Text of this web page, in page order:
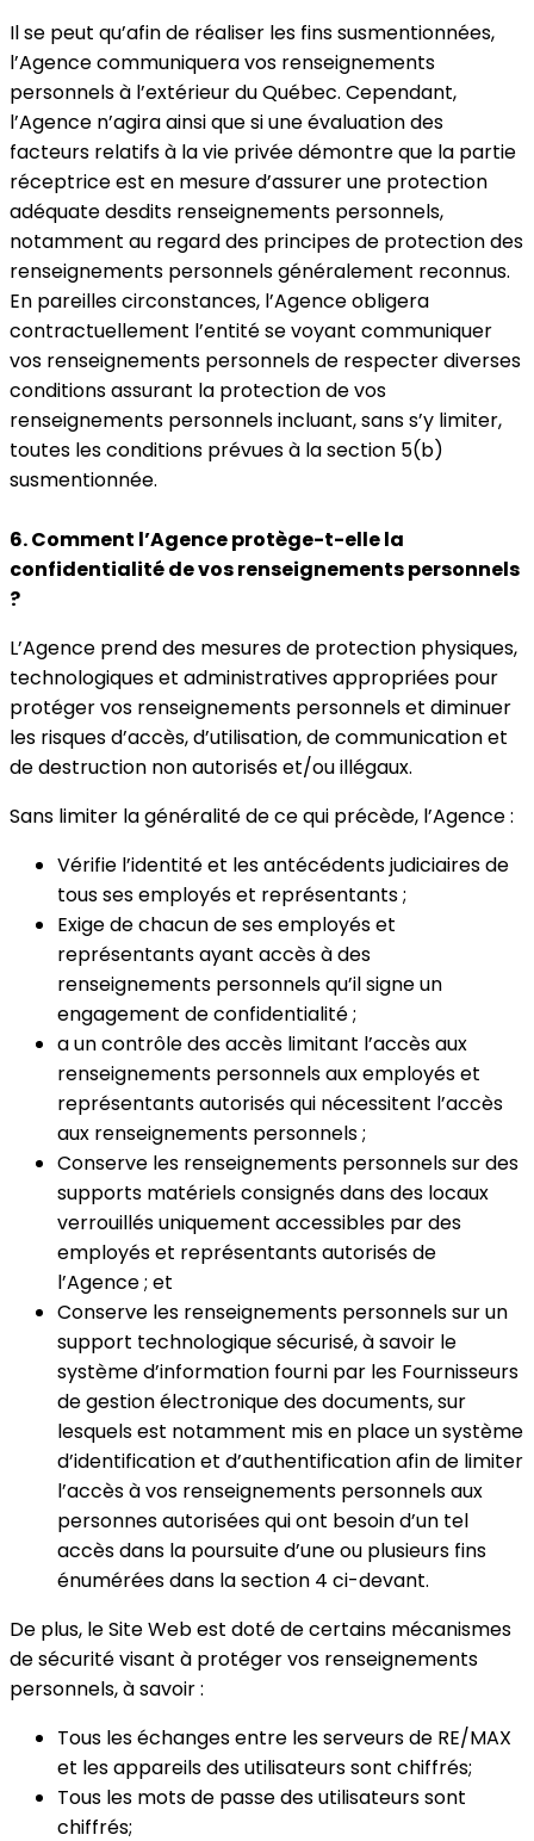
Il se peut qu’afin de réaliser les fins susmentionnées,
l’Agence communiquera vos renseignements
personnels à l’extérieur du Québec. Cependant,
l’Agence n’agira ainsi que si une évaluation des
facteurs relatifs à la vie privée démontre que la partie
réceptrice est en mesure d’assurer une protection
adéquate desdits renseignements personnels,
notamment au regard des principes de protection des
renseignements personnels généralement reconnus.
En pareilles circonstances, l’Agence obligera
contractuellement l’entité se voyant communiquer
vos renseignements personnels de respecter diverses
conditions assurant la protection de vos
renseignements personnels incluant, sans s’y limiter,
toutes les conditions prévues à la section 5(b)
susmentionnée.
6. Comment l’Agence protège-t-elle la
confidentialité de vos renseignements personnels
?
L’Agence prend des mesures de protection physiques,
technologiques et administratives appropriées pour
protéger vos renseignements personnels et diminuer
les risques d’accès, d’utilisation, de communication et
de destruction non autorisés et/ou illégaux.
Sans limiter la généralité de ce qui précède, l’Agence :
Vérifie l’identité et les antécédents judiciaires de
tous ses employés et représentants ;
Exige de chacun de ses employés et
représentants ayant accès à des
renseignements personnels qu’il signe un
engagement de confidentialité ;
a un contrôle des accès limitant l’accès aux
renseignements personnels aux employés et
représentants autorisés qui nécessitent l’accès
aux renseignements personnels ;
Conserve les renseignements personnels sur des
supports matériels consignés dans des locaux
verrouillés uniquement accessibles par des
employés et représentants autorisés de
l’Agence ; et
Conserve les renseignements personnels sur un
support technologique sécurisé, à savoir le
système d’information fourni par les Fournisseurs
de gestion électronique des documents, sur
lesquels est notamment mis en place un système
d’identification et d’authentification afin de limiter
l’accès à vos renseignements personnels aux
personnes autorisées qui ont besoin d’un tel
accès dans la poursuite d’une ou plusieurs fins
énumérées dans la section 4 ci-devant.
De plus, le Site Web est doté de certains mécanismes
de sécurité visant à protéger vos renseignements
personnels, à savoir :
Tous les échanges entre les serveurs de RE/MAX
et les appareils des utilisateurs sont chiffrés;
Tous les mots de passe des utilisateurs sont
chiffrés;